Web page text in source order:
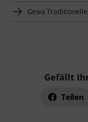
Gewa
Gefällt
Teilen